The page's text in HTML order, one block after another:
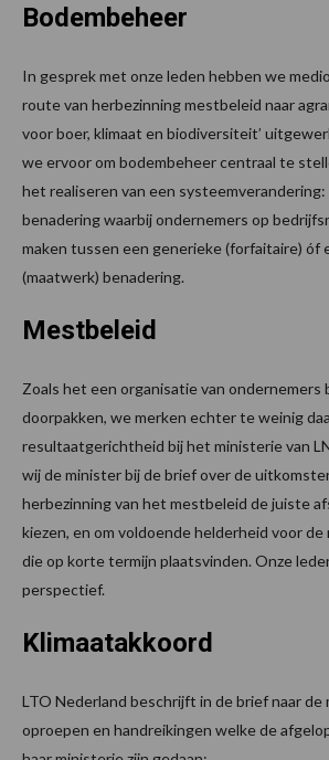
Bodembeheer
In gesprek met onze leden hebben we
route van herbezinning mestbeleid naar
voor boer, klimaat en biodiversiteit’
we ervoor om bodembeheer centraal te
het realiseren van een
benadering waarbij ondernemers op
maken tussen een generieke (forfaitaire) óf
(maatwerk) benadering.
Mestbeleid
Zoals het een organisatie van ondernemers
doorpakken, we merken echter te weinig
resultaatgerichtheid bij het ministerie van
wij de minister bij de brief over de
herbezinning van het mestbeleid de juiste
kiezen, en om voldoende helderheid voor
die op korte termijn plaatsvinden. Onze
perspectief.
Klimaatakkoord
LTO Nederland beschrijft in de brief naar de
oproepen en handreikingen welke de